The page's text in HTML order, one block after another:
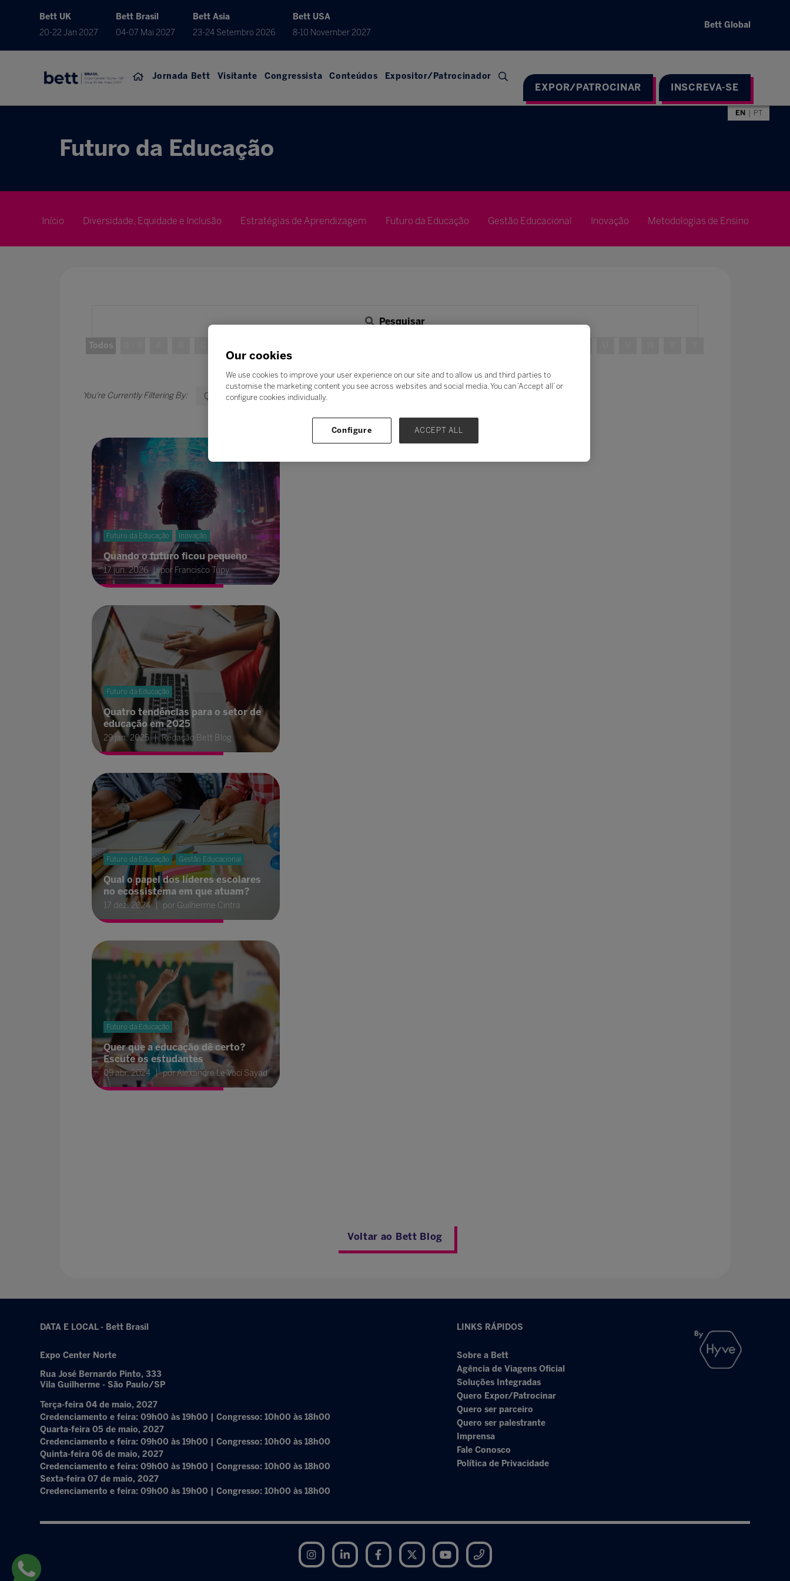
Bett UK
20-22 Jan 2027
Bett Brasil
04-07 Mai 2027
Bett Asia
23-24 Setembro 2026
Bett USA
8-10 November 2027
Bett Global
Jornada Bett Visitante Congressista Conteúdos Expositor/Patrocinador
EXPOR/PATROCINAR INSCREVA-SE
EN PT
Futuro da Educação
Início Diversidade, Equidade e Inclusão Estratégias de Aprendizagem Futuro da Educação Gestão Educacional Inovação Metodologias de Ensino
Pesquisar
Todos
Q
Futuro da Educação Inovação
Quando o futuro ficou pequeno
17 jun. 2026 por Francisco Tupy
Futuro da Educação
Quatro tendências para o setor de
educação em 2025
29 jan. 2025 Redação Bett Blog
Futuro da Educação Gestão Educacional
Qual o papel dos líderes escolares
no ecossistema em que atuam?
17 dez. 2024 por Guilherme Cintra
Futuro da Educação
Quer que a educação dê certo?
Escute os estudantes
09 abr. 2024 por Alexandre Le Voci Sayad
Voltar ao Bett Blog
DATA E LOCAL - Bett Brasil
Expo Center Norte
Rua José Bernardo Pinto, 333
Vila Guilherme - São Paulo/SP
Terça-feira 04 de maio, 2027
Credenciamento e feira: 09h00 às 19h00 | Congresso: 10h00 às 18h00
Quarta-feira 05 de maio, 2027
Credenciamento e feira: 09h00 às 19h00 | Congresso: 10h00 às 18h00
Quinta-feira 06 de maio, 2027
Credenciamento e feira: 09h00 às 19h00 | Congresso: 10h00 às 18h00
Sexta-feira 07 de maio, 2027
Credenciamento e feira: 09h00 às 19h00 | Congresso: 10h00 às 18h00
LINKS RÁPIDOS
Sobre a Bett
Agência de Viagens Oficial
Soluções Integradas
Quero Expor/Patrocinar
Quero ser parceiro
Quero ser palestrante
Imprensa
Fale Conosco
Política de Privacidade
Instagram LinkedIn Facebook Twitter YouTube
Our cookies
We use cookies to improve your user experience on our site and to allow us and third parties to
customise the marketing content you see across websites and social media. You can ‘Accept all’ or
configure cookies individually.
Configure ACCEPT ALL